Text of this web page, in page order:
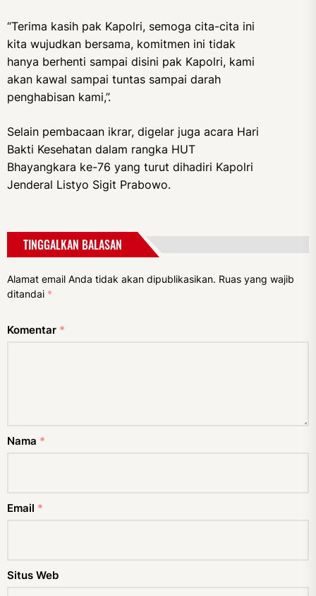
“Terima kasih pak Kapolri, semoga cita-cita ini
kita wujudkan bersama, komitmen ini tidak
hanya berhenti sampai disini pak Kapolri, kami
akan kawal sampai tuntas sampai darah
penghabisan kami,”.
Selain pembacaan ikrar, digelar juga acara Hari
Bakti Kesehatan dalam rangka HUT
Bhayangkara ke-76 yang turut dihadiri Kapolri
Jenderal Listyo Sigit Prabowo.
TINGGALKAN BALASAN
Alamat email Anda tidak akan dipublikasikan. Ruas yang wajib
ditandai *
Komentar *
Nama *
Email *
Situs Web